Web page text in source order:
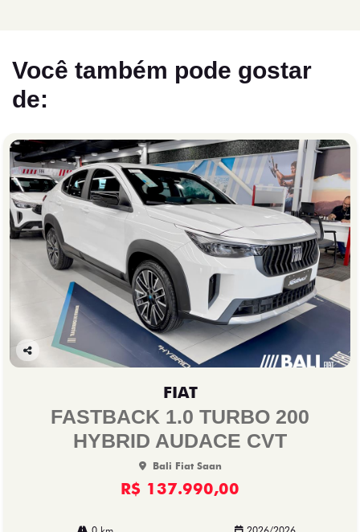
Você também pode gostar
de:
Co
FIAT
FASTBACK 1.0 TURBO 200
HYBRID AUDACE CVT
Bali Fiat Saan
R$ 137.990,00